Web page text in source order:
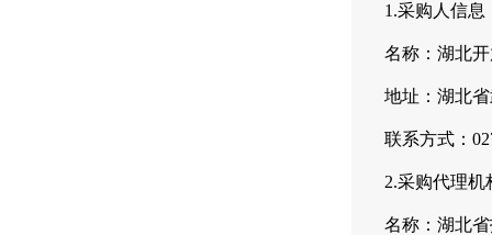
1.采购人信息
名称： 湖北
地址：湖北
联系方式：
2.采购代理机
名称： 湖北